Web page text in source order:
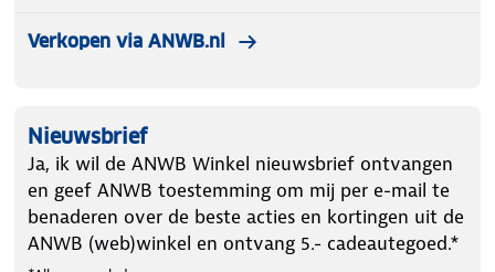
Verkopen via ANWB.nl
Nieuwsbrief
Ja, ik wil de ANWB Winkel nieuwsbrief ontvangen
en geef ANWB toestemming om mij per e-mail te
benaderen over de beste acties en kortingen uit de
ANWB (web)winkel en ontvang 5.- cadeautegoed.*